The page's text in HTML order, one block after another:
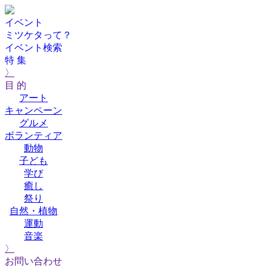
イベント
ミツケタって？
イベント検索
特 集
〉
目 的
アート
キャンペーン
グルメ
ボランティア
動物
子ども
学び
癒し
祭り
自然・植物
運動
音楽
〉
お問い合わせ